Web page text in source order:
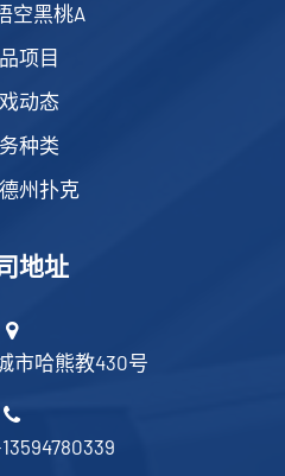
空黑桃A
项目
动态
种类
州扑克
地址
市哈熊教430号